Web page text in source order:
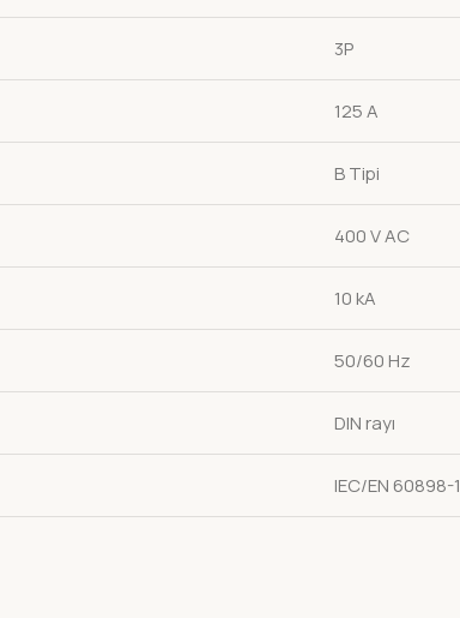
3P
125 A
B Tipi
400 V AC
10 kA
50/60 Hz
DIN rayı
IEC/EN 60898-1